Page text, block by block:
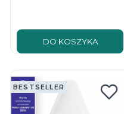
DO KOSZYKA
BESTSELLER